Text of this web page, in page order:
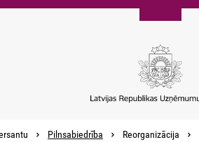
Pilnsabiedrība Reorganizācija